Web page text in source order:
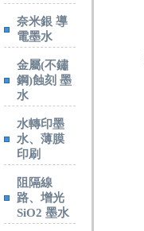
奈米銀 導
電墨水
金屬(不鏽
鋼)蝕刻 墨
水
水轉印墨
水、薄膜
印刷
阻隔線
路、增光
SiO2 墨水